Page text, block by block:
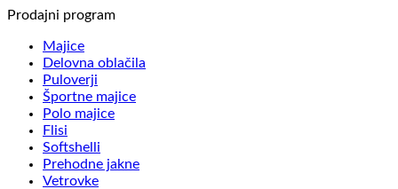
Prodajni program
Majice
Delovna oblačila
Puloverji
Športne majice
Polo majice
Flisi
Softshelli
Prehodne jakne
Vetrovke